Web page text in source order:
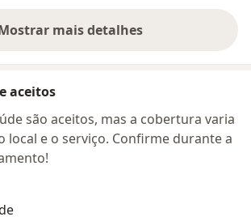
mais detalhes
sobre o endereço
aceitos
são aceitos, mas a cobertura varia
local e o serviço. Confirme durante a